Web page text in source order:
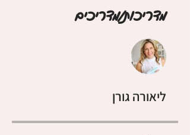
מדריכות/מדריכים
ליאורה גורן